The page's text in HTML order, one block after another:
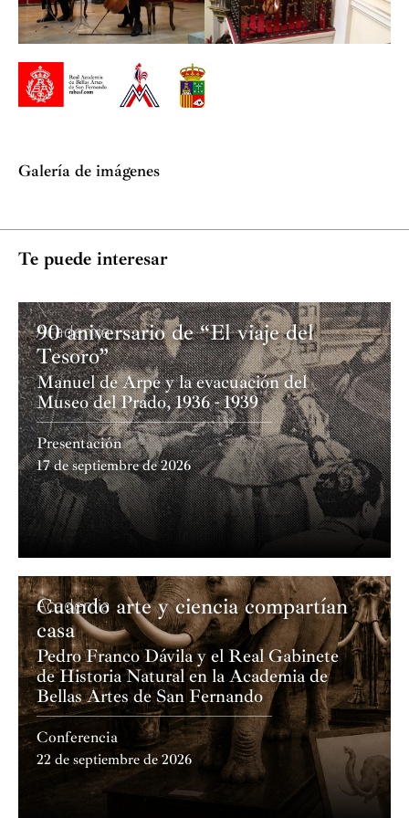
Galería de imágenes
Te puede interesar
Academia
90 aniversario de “El viaje del
Tesoro”
Manuel de Arpe y la evacuación del
Museo del Prado, 1936 - 1939
Presentación
17 de septiembre de 2026
Academia
Cuando arte y ciencia compartían
casa
Pedro Franco Dávila y el Real Gabinete
de Historia Natural en la Academia de
Bellas Artes de San Fernando
Conferencia
22 de septiembre de 2026